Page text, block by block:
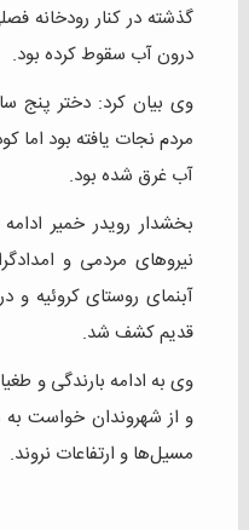
گذشته در کنار رودخانه
درون آب سقوط کرده بود.
وی بیان کرد: دختر پنج
آب غرق شده بود.
بخشدار رویدر خمیر
نیروهای مردمی و
آبنمای روستای کروئیه و
قدیم کشف شد.
وی به ادامه بارندگی و
و از شهروندان خواست به
مسیل‌ها و ارتفاعات نروند.